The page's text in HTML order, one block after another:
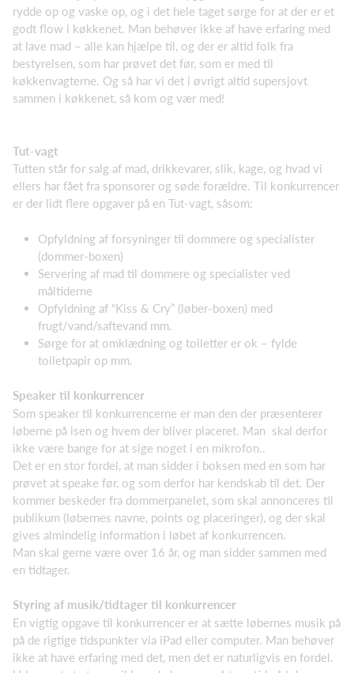
rydde op og vaske op, og i det hele taget sørge for at der er et
godt flow i køkkenet. Man behøver ikke af have erfaring med
at lave mad – alle kan hjælpe til, og der er altid folk fra
bestyrelsen, som har prøvet det før, som er med til
køkkenvagterne. Og så har vi det i øvrigt altid supersjovt
sammen i køkkenet, så kom og vær med!
Tut-vagt
Tutten står for salg af mad, drikkevarer, slik, kage, og hvad vi
ellers har fået fra sponsorer og søde forældre. Til konkurrencer
er der lidt flere opgaver på en Tut-vagt, såsom:
Opfyldning af forsyninger til dommere og specialister
(dommer-boxen)
Servering af mad til dommere og specialister ved
måltiderne
Opfyldning af “Kiss & Cry” (løber-boxen) med
frugt/vand/saftevand mm.
Sørge for at omklædning og toiletter er ok – fylde
toiletpapir op mm.
Speaker til konkurrencer
Som speaker til konkurrencerne er man den der præsenterer
løberne på isen og hvem der bliver placeret. Man skal derfor
ikke være bange for at sige noget i en mikrofon..
Det er en stor fordel, at man sidder i boksen med en som har
prøvet at speake før, og som derfor har kendskab til det. Der
kommer beskeder fra dommerpanelet, som skal annonceres til
publikum (løbernes navne, points og placeringer), og der skal
gives almindelig information i løbet af konkurrencen.
Man skal gerne være over 16 år, og man sidder sammen med
en tidtager.
Styring af musik/tidtager til konkurrencer
En vigtig opgave til konkurrencer er at sætte løbernes musik på
på de rigtige tidspunkter via iPad eller computer. Man behøver
ikke at have erfaring med det, men det er naturligvis en fordel.